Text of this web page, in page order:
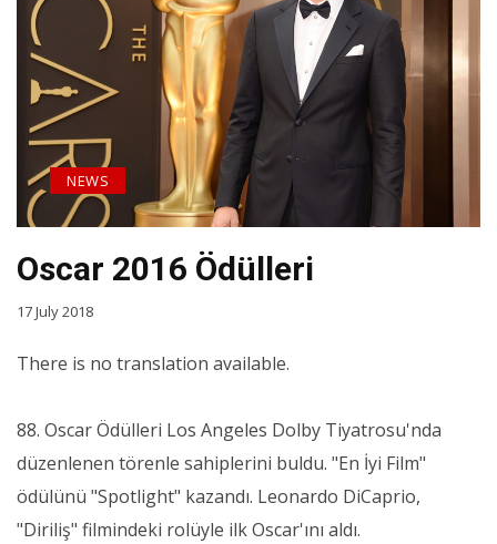
Oscar 2016 Ödülleri
NEWS
17 July 2018
There is no translation available.
88. Oscar Ödülleri Los Angeles Dolby Tiyatrosu'nda
düzenlenen törenle sahiplerini buldu. "En İyi Film"
ödülünü "Spotlight" kazandı. Leonardo DiCaprio,
"Diriliş" filmindeki rolüyle ilk Oscar'ını aldı.